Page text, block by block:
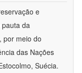
e
da
por meio do
das Nações
Suécia.